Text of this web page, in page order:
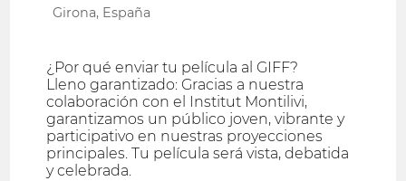
Girona, España
¿Por qué enviar tu película al GIFF?
Lleno garantizado: Gracias a nuestra
colaboración con el Institut Montilivi,
garantizamos un público joven, vibrante y
participativo en nuestras proyecciones
principales. Tu película será vista, debatida
y celebrada.